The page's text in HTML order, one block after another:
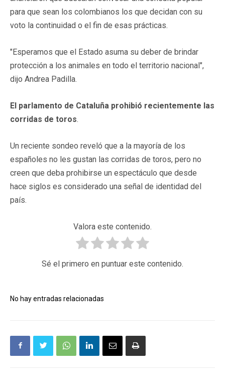
para que sean los colombianos los que decidan con su
voto la continuidad o el fin de esas prácticas.
"Esperamos que el Estado asuma su deber de brindar
protección a los animales en todo el territorio nacional",
dijo Andrea Padilla.
El parlamento de Cataluña prohibió recientemente las
corridas de toros.
Un reciente sondeo reveló que a la mayoría de los
españoles no les gustan las corridas de toros, pero no
creen que deba prohibirse un espectáculo que desde
hace siglos es considerado una señal de identidad del
país.
Valora este contenido.
Sé el primero en puntuar este contenido.
No hay entradas relacionadas